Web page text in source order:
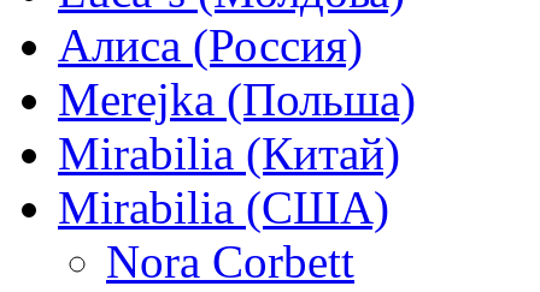
Алиса (Россия)
Merejka (Польша)
Mirabilia (Китай)
Mirabilia (США)
Nora Corbett